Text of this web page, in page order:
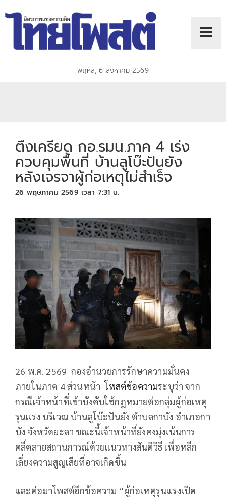
พฤหัส, 6 สิงหาคม 2569
ตึงเครียด กอ.รมน.ภาค 4 เร่ง
ควบคุมพื้นที่ บ้านลูโบ๊ะปันยัง
หลังเจรจาผู้ก่อเหตุไม่สำเร็จ
26 พฤษภาคม 2569 เวลา 7:31 น.
26 พ.ค. 2569 กองอำนวยการรักษาความมั่นคง
ภายในภาค 4 ส่วนหน้า โพสต์ข้อความระบุว่า จาก
กรณีเจ้าหน้าที่เข้าบังคับใช้กฎหมายต่อกลุ่มผู้ก่อเหตุ
รุนแรง บริเวณ บ้านลูโบ๊ะปันยัง ตำบลกาบัง อำเภอกา
บัง จังหวัดยะลา ขณะนี้เจ้าหน้าที่ยังคงมุ่งเน้นการ
คลี่คลายสถานการณ์ด้วยแนวทางสันติวิธี เพื่อหลีก
เลี่ยงความสูญเสียที่อาจเกิดขึ้น
และต่อมาโพสต์อีกข้อความ “ผู้ก่อเหตุรุนแรงเปิด